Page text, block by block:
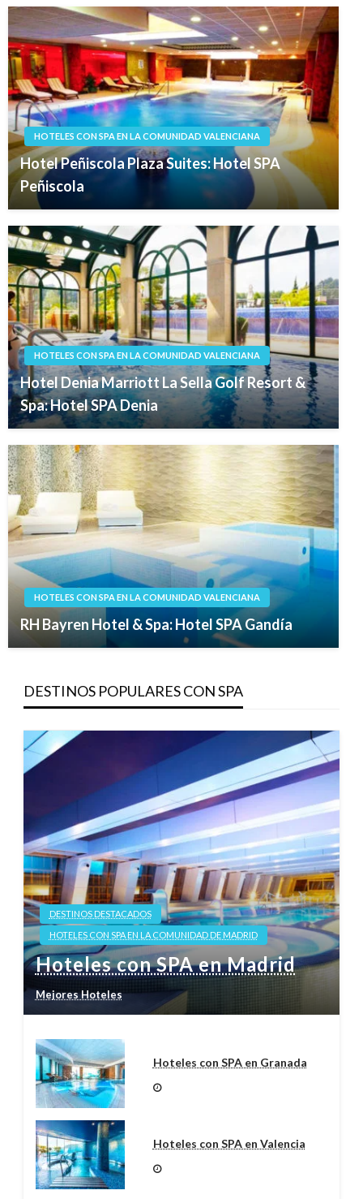
HOTELES CON SPA EN LA COMUNIDAD VALENCIANA
Hotel Peñiscola Plaza Suites: Hotel SPA
Peñiscola
HOTELES CON SPA EN LA COMUNIDAD VALENCIANA
Hotel Denia Marriott La Sella Golf Resort &
Spa: Hotel SPA Denia
HOTELES CON SPA EN LA COMUNIDAD VALENCIANA
RH Bayren Hotel & Spa: Hotel SPA Gandía
DESTINOS POPULARES CON SPA
DESTINOS DESTACADOS
HOTELES CON SPA EN LA COMUNIDAD DE MADRID
Hoteles con SPA en Madrid
Mejores Hoteles
Hoteles con SPA en Granada
Hoteles con SPA en Valencia